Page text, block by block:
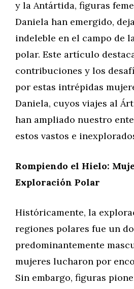
y la Antártida, figuras
Daniela han emergido,
indeleble en el campo de
polar. Este artículo
contribuciones y los
por estas intrépidas
Daniela, cuyos viajes al
han ampliado nuestro
estos vastos e
Rompiendo el Hielo:
Exploración Polar
Históricamente, la
regiones polares fue un
predominantemente
mujeres lucharon por
Sin embargo, figuras